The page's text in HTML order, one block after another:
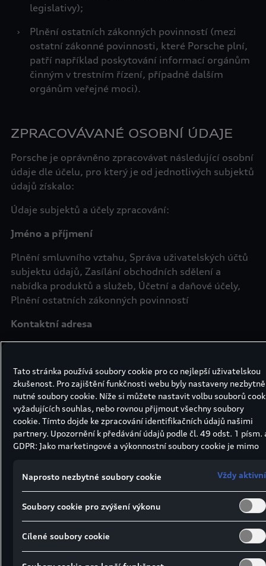
legislativy);
›
Plnění ostatních zákonných povinností (mezi
ostatní zákonné povinnosti, které Porsche plní,
patří například poskytování informací orgánům
činným v trestním řízení, případně dalším
orgánům veřejné moci).
ZPRACOVÁVANÉ OSOBNÍ ÚDAJE
Porsche je oprávněno zpracovávat následující osobní
údaje dle účelu, pro který je od jednotlivých subjektů
údajů získalo:
Údaje subjektů a účely zpracování:
Jméno a příjmení
Plnění smluvního vztahu, Správa uživatelských účtů
subjektu údajů, Zasílání obchodních sdělení a
nabídka produktů a služeb, Účetní a daňové účely,
Plnění ostatních zákonných povinností
Kontaktní adresa
účely, Plnění ostatních zákonných povinností
E-mail
Plnění smluvního vztahu, Správa uživatelských účtů
subjektu údajů, Zasílání obchodních sdělení a
nabídka výrobků a služeb, Plnění ostatních
Telefonní číslo
Plnění smluvního vztahu, Správa uživatelských účtů
nabídka výrobků a služeb, Plnění ostatních
Tato stránka používá soubory cookie pro co nejlepší uživatelskou
zkušenost. Pro zajištění funkčnosti webu byly nastaveny nezbytně
nutné soubory cookie. Níže si můžete nastavit volbu souborů
vyžadujících souhlas, nebo rovnou přijmout všechny soubory
cookie. Tímto dojde ke zpracování identifikačních údajů našimi
partnery. Upozornění k předávání údajů podle čl. 49 odst. 1 písm.
GDPR: Jako marketingové a výkonnostní soubory cookie je mimo
Google Ireland jako náš smluvní partner předává osobní údaje do
USA (zejména společnosti Google LLC). Ve Spojených státech
Evropské unii a chybí rozhodnutí Evropské komise o odpovídající
ochraně. Z toho pro vás mohou vyplývat rizika, protože v USA
nemůžete účinně uplatnit svá práva subjektu údajů, v USA
neexistují zásady ochrany osobních údajů a nelze vyloučit, že na
základě platných zákonů mohou bezpečnostní orgány USA získat
Naprosto nezbytné soubory cookie Vždy aktivní
Soubory cookie pro zvýšení výkonu
Cílené soubory cookie